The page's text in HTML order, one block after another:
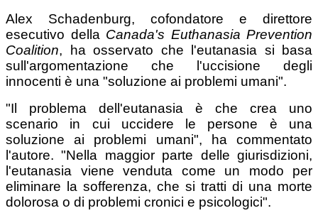
Alex Schadenburg, cofondatore e direttore
esecutivo della Canada's Euthanasia Prevention
Coalition, ha osservato che l'eutanasia si basa
sull'argomentazione che l'uccisione degli
innocenti è una "soluzione ai problemi umani".
"Il problema dell'eutanasia è che crea uno
scenario in cui uccidere le persone è una
soluzione ai problemi umani", ha commentato
l'autore. "Nella maggior parte delle giurisdizioni,
l'eutanasia viene venduta come un modo per
eliminare la sofferenza, che si tratti di una morte
dolorosa o di problemi cronici e psicologici".